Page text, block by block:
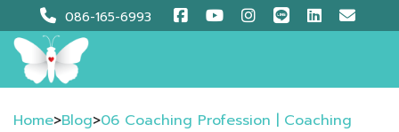
to
content
086-165-6993
Home>Blog>06 Coaching Profession | Coaching